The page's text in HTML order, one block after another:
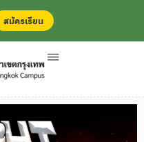
สมัครเรียน